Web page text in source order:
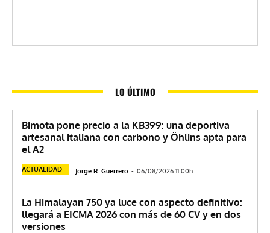
LO ÚLTIMO
Bimota pone precio a la KB399: una deportiva
artesanal italiana con carbono y Öhlins apta para
el A2
ACTUALIDAD Jorge R. Guerrero - 06/08/2026 11:00h
La Himalayan 750 ya luce con aspecto definitivo:
llegará a EICMA 2026 con más de 60 CV y en dos
versiones